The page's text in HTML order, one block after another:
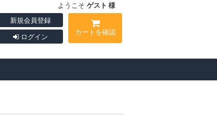
ようこそ ゲスト 様
新規会員登録
ログイン
カートを確認